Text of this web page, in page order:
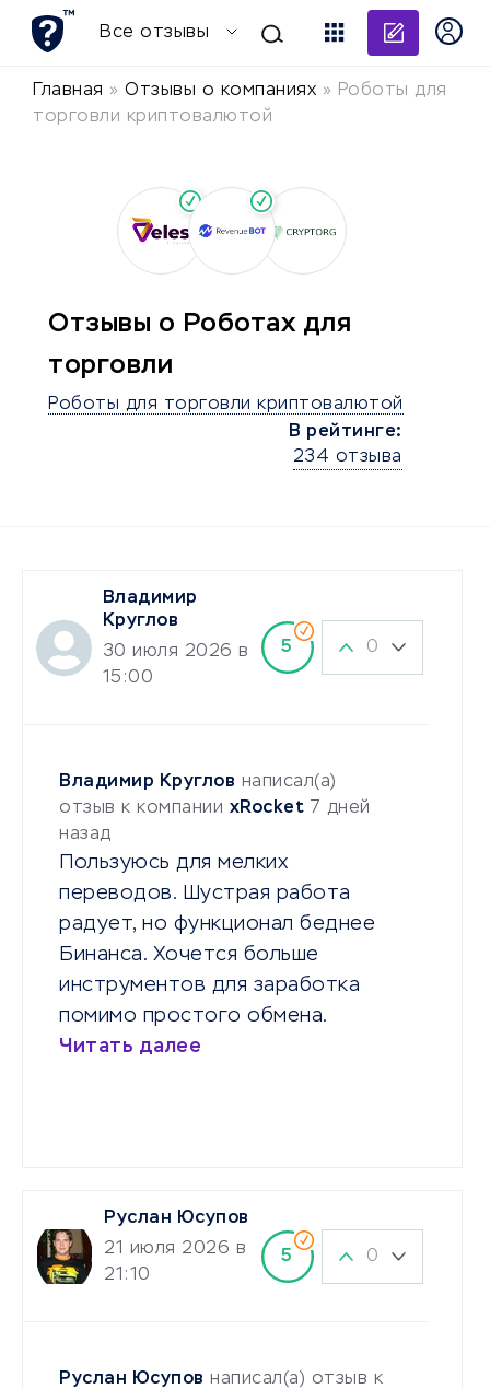
Все отзывы
Главная » Отзывы о компаниях » Роботы для
торговли криптовалютой
Отзывы о Роботах для
торговли
Роботы для торговли криптовалютой
В рейтинге:
234 отзыва
Владимир
Круглов
30 июля 2026 в
15:00
5 0
Владимир Круглов написал(а)
отзыв к компании xRocket 7 дней
назад
Пользуюсь для мелких
переводов. Шустрая работа
радует, но функционал беднее
Бинанса. Хочется больше
инструментов для заработка
помимо простого обмена.
Читать далее
Руслан Юсупов
21 июля 2026 в
21:10
5 0
Руслан Юсупов написал(а) отзыв к